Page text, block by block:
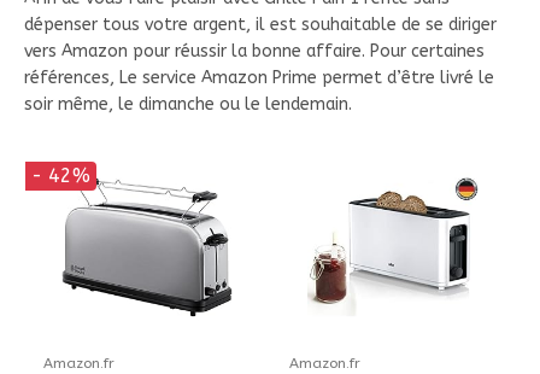
dépenser tous votre argent, il est souhaitable de se diriger
vers Amazon pour réussir la bonne affaire. Pour certaines
références, Le service Amazon Prime permet d’être livré le
soir même, le dimanche ou le lendemain.
- 42%
Amazon.fr Amazon.fr